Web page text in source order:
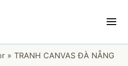
» TRANH CANVAS ĐÀ NẴNG